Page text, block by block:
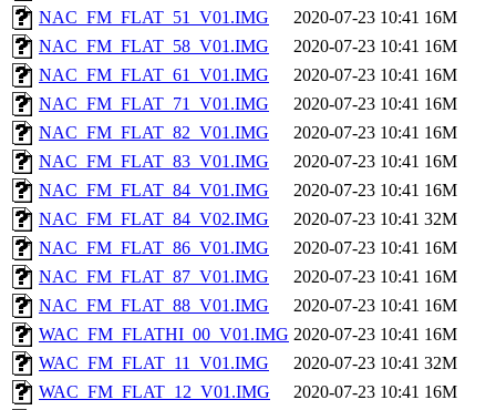
NAC_FM_FLAT_51_V01.IMG
2020-07-23 10:41 16M
NAC_FM_FLAT_58_V01.IMG
2020-07-23 10:41 16M
NAC_FM_FLAT_61_V01.IMG
2020-07-23 10:41 16M
NAC_FM_FLAT_71_V01.IMG
2020-07-23 10:41 16M
NAC_FM_FLAT_82_V01.IMG
2020-07-23 10:41 16M
NAC_FM_FLAT_83_V01.IMG
2020-07-23 10:41 16M
NAC_FM_FLAT_84_V01.IMG
2020-07-23 10:41 16M
NAC_FM_FLAT_84_V02.IMG
2020-07-23 10:41 32M
NAC_FM_FLAT_86_V01.IMG
2020-07-23 10:41 16M
NAC_FM_FLAT_87_V01.IMG
2020-07-23 10:41 16M
NAC_FM_FLAT_88_V01.IMG
2020-07-23 10:41 16M
WAC_FM_FLATHI_00_V01.IMG 2020-07-23 10:41 16M
WAC_FM_FLAT_11_V01.IMG
2020-07-23 10:41 32M
WAC_FM_FLAT_12_V01.IMG
2020-07-23 10:41 16M